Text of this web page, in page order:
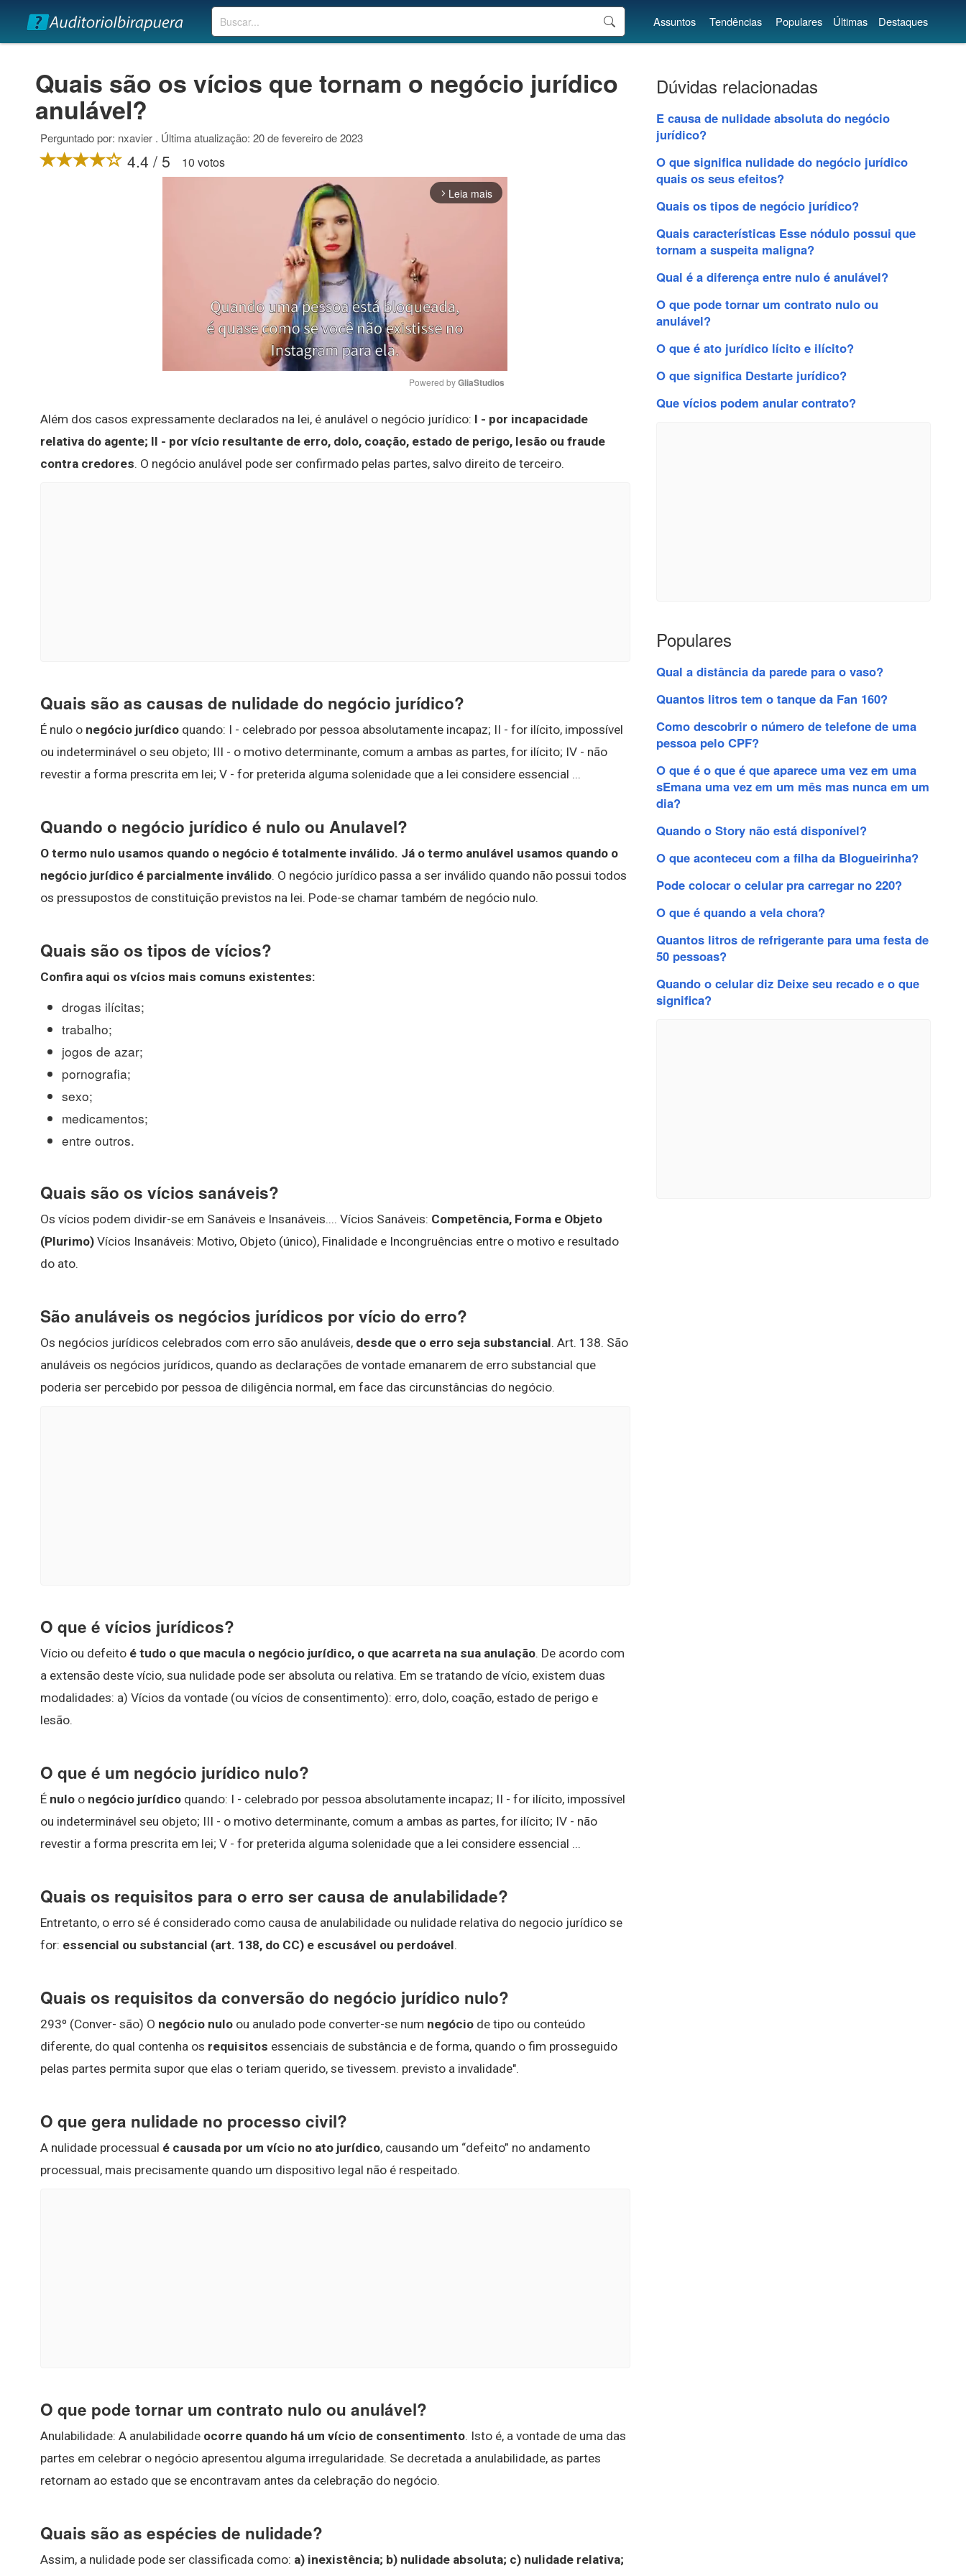
Buscar Assuntos Tendências Populares Últimas Destaques
Quais são os vícios que tornam o negócio jurídico
anulável?
Perguntado por: nxavier . Última atualização: 20 de fevereiro de 2023
4.4 / 5 10 votos
arrow_forward_ios Leia mais
Mute
Powered by GliaStudios
Além dos casos expressamente declarados na lei, é anulável o negócio jurídico: I - por incapacidade
relativa do agente; II - por vício resultante de erro, dolo, coação, estado de perigo, lesão ou fraude
contra credores. O negócio anulável pode ser confirmado pelas partes, salvo direito de terceiro.
Quais são as causas de nulidade do negócio jurídico?
É nulo o negócio jurídico quando: I - celebrado por pessoa absolutamente incapaz; II - for ilícito, impossível
ou indeterminável o seu objeto; III - o motivo determinante, comum a ambas as partes, for ilícito; IV - não
revestir a forma prescrita em lei; V - for preterida alguma solenidade que a lei considere essencial ...
Quando o negócio jurídico é nulo ou Anulavel?
O termo nulo usamos quando o negócio é totalmente inválido. Já o termo anulável usamos quando o
negócio jurídico é parcialmente inválido. O negócio jurídico passa a ser inválido quando não possui todos
os pressupostos de constituição previstos na lei. Pode-se chamar também de negócio nulo.
Quais são os tipos de vícios?
Confira aqui os vícios mais comuns existentes:
drogas ilícitas;
trabalho;
jogos de azar;
pornografia;
sexo;
medicamentos;
entre outros.
Quais são os vícios sanáveis?
Os vícios podem dividir-se em Sanáveis e Insanáveis.... Vícios Sanáveis: Competência, Forma e Objeto
(Plurimo) Vícios Insanáveis: Motivo, Objeto (único), Finalidade e Incongruências entre o motivo e resultado
do ato.
São anuláveis os negócios jurídicos por vício do erro?
Os negócios jurídicos celebrados com erro são anuláveis, desde que o erro seja substancial. Art. 138. São
anuláveis os negócios jurídicos, quando as declarações de vontade emanarem de erro substancial que
poderia ser percebido por pessoa de diligência normal, em face das circunstâncias do negócio.
O que é vícios jurídicos?
Vício ou defeito é tudo o que macula o negócio jurídico, o que acarreta na sua anulação. De acordo com
a extensão deste vício, sua nulidade pode ser absoluta ou relativa. Em se tratando de vício, existem duas
modalidades: a) Vícios da vontade (ou vícios de consentimento): erro, dolo, coação, estado de perigo e
lesão.
O que é um negócio jurídico nulo?
É nulo o negócio jurídico quando: I - celebrado por pessoa absolutamente incapaz; II - for ilícito, impossível
ou indeterminável seu objeto; III - o motivo determinante, comum a ambas as partes, for ilícito; IV - não
revestir a forma prescrita em lei; V - for preterida alguma solenidade que a lei considere essencial ...
Quais os requisitos para o erro ser causa de anulabilidade?
Entretanto, o erro sé é considerado como causa de anulabilidade ou nulidade relativa do negocio jurídico se
for: essencial ou substancial (art. 138, do CC) e escusável ou perdoável.
Quais os requisitos da conversão do negócio jurídico nulo?
293º (Conver- são) O negócio nulo ou anulado pode converter-se num negócio de tipo ou conteúdo
diferente, do qual contenha os requisitos essenciais de substância e de forma, quando o fim prosseguido
pelas partes permita supor que elas o teriam querido, se tivessem. previsto a invalidade".
O que gera nulidade no processo civil?
A nulidade processual é causada por um vício no ato jurídico, causando um “defeito” no andamento
processual, mais precisamente quando um dispositivo legal não é respeitado.
O que pode tornar um contrato nulo ou anulável?
Anulabilidade: A anulabilidade ocorre quando há um vício de consentimento. Isto é, a vontade de uma das
partes em celebrar o negócio apresentou alguma irregularidade. Se decretada a anulabilidade, as partes
retornam ao estado que se encontravam antes da celebração do negócio.
Quais são as espécies de nulidade?
Assim, a nulidade pode ser classificada como: a) inexistência; b) nulidade absoluta; c) nulidade relativa;
Dúvidas relacionadas
E causa de nulidade absoluta do negócio
jurídico?
O que significa nulidade do negócio jurídico
quais os seus efeitos?
Quais os tipos de negócio jurídico?
Quais características Esse nódulo possui que
tornam a suspeita maligna?
Qual é a diferença entre nulo é anulável?
O que pode tornar um contrato nulo ou
anulável?
O que é ato jurídico lícito e ilícito?
O que significa Destarte jurídico?
Que vícios podem anular contrato?
Populares
Qual a distância da parede para o vaso?
Quantos litros tem o tanque da Fan 160?
Como descobrir o número de telefone de uma
pessoa pelo CPF?
O que é o que é que aparece uma vez em uma
sEmana uma vez em um mês mas nunca em um
dia?
Quando o Story não está disponível?
O que aconteceu com a filha da Blogueirinha?
Pode colocar o celular pra carregar no 220?
O que é quando a vela chora?
Quantos litros de refrigerante para uma festa de
50 pessoas?
Quando o celular diz Deixe seu recado e o que
significa?